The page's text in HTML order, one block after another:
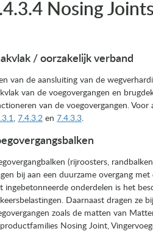
Nosing Joints
/ oorzakelijk verband
van de aansluiting van de
van de voegovergangen en
van de voegovergangen.
, 7.4.3.2 en 7.4.3.3.
(rijroosters,
bij aan een duurzame overgang
ingebetonneerde onderdelen is het
Daarnaast dragen ze
zoals de matten van
Nosing Joint,